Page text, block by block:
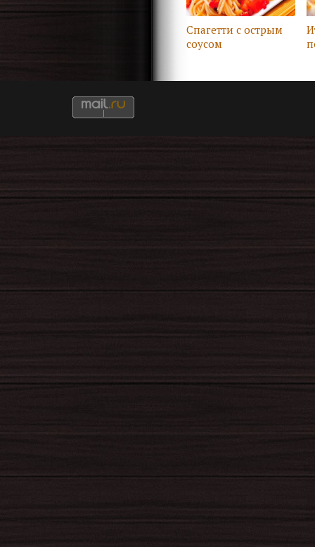
Спагетти с острым
соусом